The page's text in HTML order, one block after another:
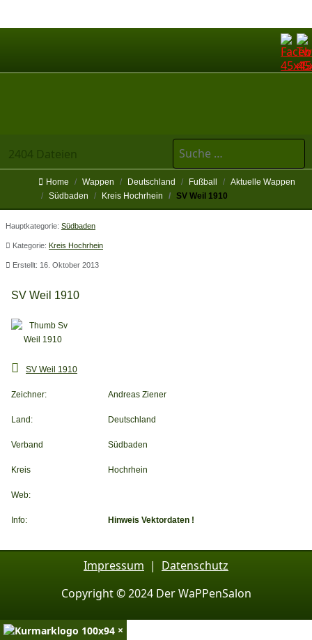
2404 Dateien
Suchen
Home Wappen Deutschland Fußball
Aktuelle Wappen
Südbaden
Kreis Hochrhein SV Weil 1910
Hauptkategorie: Südbaden
Kategorie: Kreis Hochrhein
Erstellt: 16. Oktober 2013
SV Weil 1910
SV Weil 1910
Zeichner: Andreas Ziener
Land: Deutschland
Verband Südbaden
Kreis Hochrhein
Web:
Info: Hinweis Vektordaten !
Impressum | Datenschutz
Copyright © 2024 Der WaPPenSalon
×